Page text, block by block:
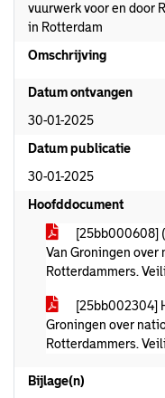
vuurwerk voor en door
in Rotterdam
Omschrijving
Datum ontvangen
30-01-2025
Datum publicatie
30-01-2025
Hoofddocument
[25bb000608]
Van Groningen
Rotterdammers.
[25bb002304]
Groningen over
Rotterdammers.
Bijlage(n)